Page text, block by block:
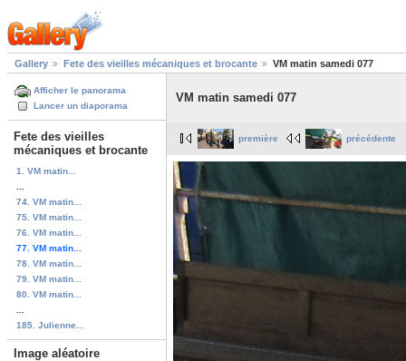
Gallery Fete des vieilles mécaniques et brocante VM matin samedi 077
Afficher le panorama
Lancer un diaporama
Fete des vieilles
mécaniques et brocante
1. VM matin...
74. VM matin...
75. VM matin...
76. VM matin...
77. VM matin...
78. VM matin...
79. VM matin...
80. VM matin...
185. Julienne...
Image aléatoire
VM matin samedi 077
première précédente